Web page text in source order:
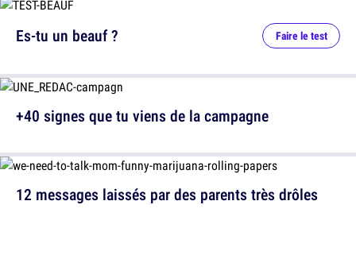
12 messages laissés par des parents très drôles
Es-tu un beauf ? Faire le test
+40 signes que tu viens de la campagne